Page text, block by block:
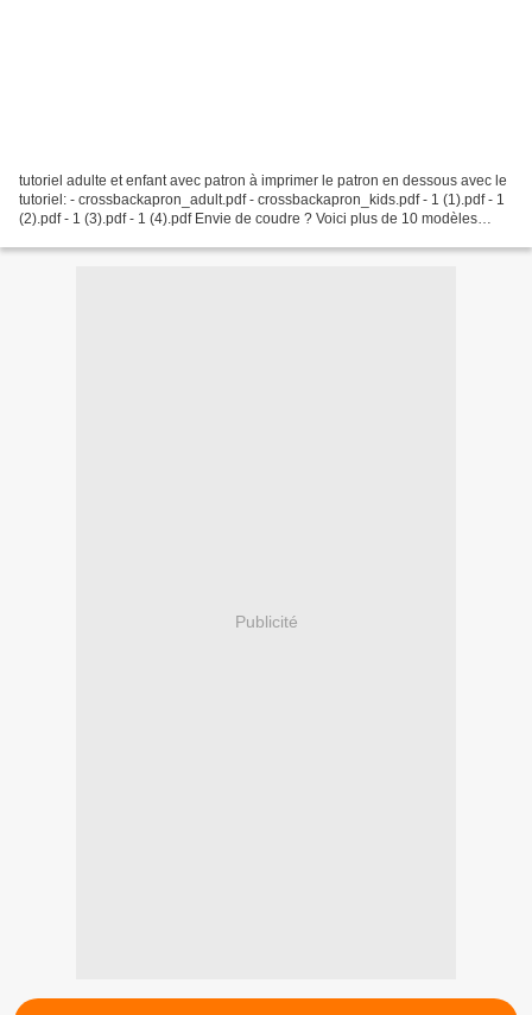
tutoriel adulte et enfant avec patron à imprimer le patron en dessous avec le
tutoriel: - crossbackapron_adult.pdf - crossbackapron_kids.pdf - 1 (1).pdf - 1
(2).pdf - 1 (3).pdf - 1 (4).pdf Envie de coudre ? Voici plus de 10 modèles
Publicité